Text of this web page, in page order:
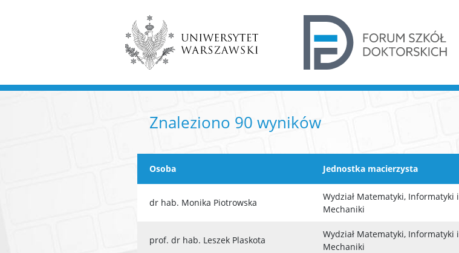
Znaleziono 90 wyników
Osoba Jednostka macierzysta
dr hab. Monika Piotrowska
Wydział Matematyki, Informatyki i
Mechaniki
prof. dr hab. Leszek Plaskota
Wydział Matematyki, Informatyki i
Mechaniki